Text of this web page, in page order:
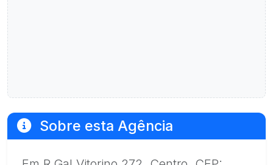
Sobre esta Agência